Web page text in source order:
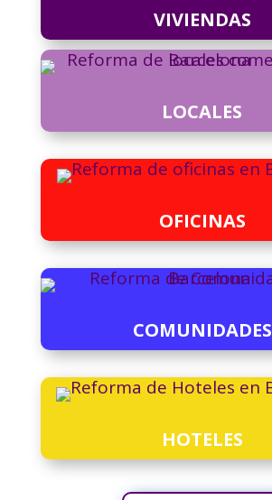
VIVIENDAS
LOCALES
OFICINAS
COMUNIDADES
HOTELES